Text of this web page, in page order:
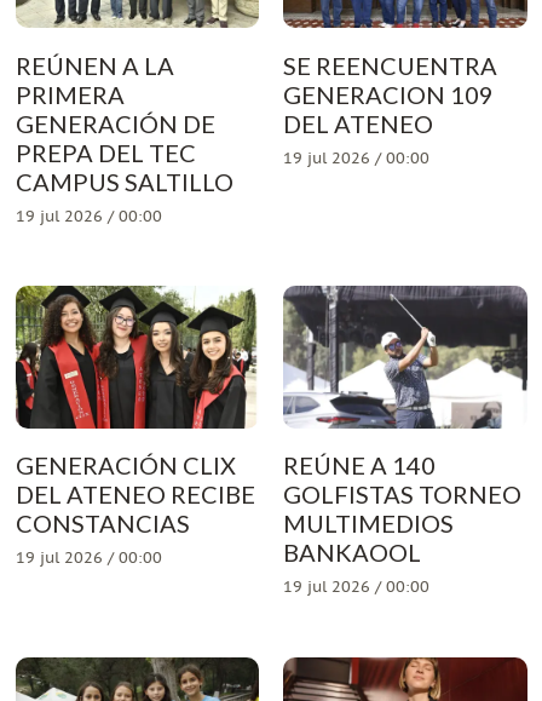
REÚNEN A LA
PRIMERA
GENERACIÓN DE
PREPA DEL TEC
CAMPUS SALTILLO
19 jul 2026 / 00:00
SE REENCUENTRA
GENERACION 109
DEL ATENEO
19 jul 2026 / 00:00
GENERACIÓN CLIX
DEL ATENEO RECIBE
CONSTANCIAS
19 jul 2026 / 00:00
REÚNE A 140
GOLFISTAS TORNEO
MULTIMEDIOS
BANKAOOL
19 jul 2026 / 00:00